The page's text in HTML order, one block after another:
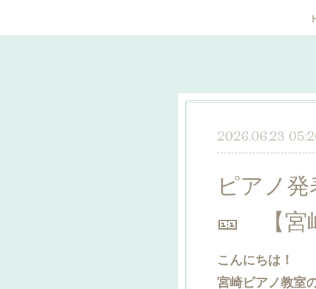
2026.06.23
ピアノ
🎫 【宮
こんにちは！
宮崎ピアノ教室